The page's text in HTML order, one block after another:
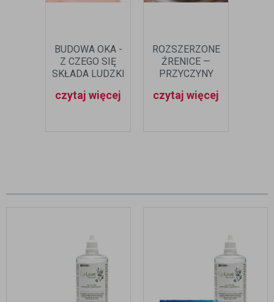
BUDOWA OKA -
Z CZEGO SIĘ
SKŁADA LUDZKI
WZROKU?
czytaj więcej
ROZSZERZONE
ŹRENICE —
PRZYCZYNY
czytaj więcej